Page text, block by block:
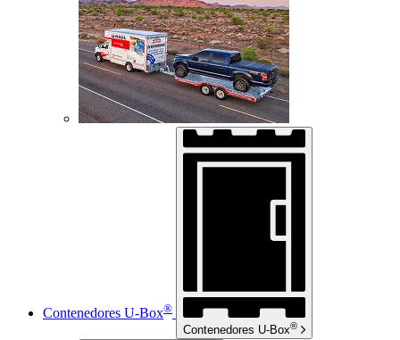
Contenedores U-Box®
Contenedores U-Box®